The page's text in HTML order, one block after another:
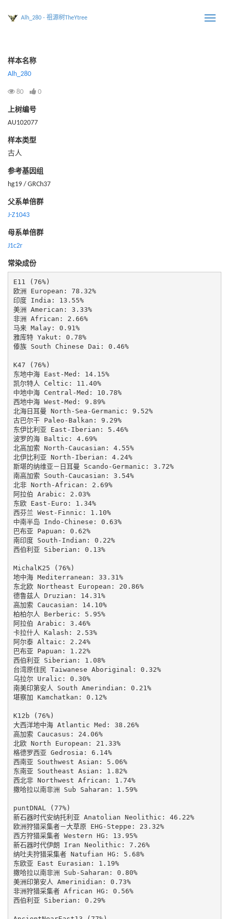
Toggle
Alh_280 - 祖源树TheYtree
样本名称
Alh_280
80 0
上树编号
AU102077
样本类型
古人
参考基因组
hg19 / GRCh37
父系单倍群
J-Z1043
母系单倍群
J1c2r
常染成份
E11 (76%)
欧洲 European: 78.32%
印度 India: 13.55%
美洲 American: 3.33%
非洲 African: 2.66%
马来 Malay: 0.91%
雅库特 Yakut: 0.78%
傣族 South Chinese Dai: 0.46%
K47 (76%)
东地中海 East-Med: 14.15%
凯尔特人 Celtic: 11.40%
中地中海 Central-Med: 10.78%
西地中海 West-Med: 9.89%
北海日耳曼 North-Sea-Germanic: 9.52%
古巴尔干 Paleo-Balkan: 9.29%
东伊比利亚 East-Iberian: 5.46%
波罗的海 Baltic: 4.69%
北高加索 North-Caucasian: 4.55%
北伊比利亚 North-Iberian: 4.24%
斯堪的纳维亚－日耳曼 Scando-Germanic: 3.72%
南高加索 South-Caucasian: 3.54%
北非 North-African: 2.69%
阿拉伯 Arabic: 2.03%
东欧 East-Euro: 1.34%
西芬兰 West-Finnic: 1.10%
中南半岛 Indo-Chinese: 0.63%
巴布亚 Papuan: 0.62%
南印度 South-Indian: 0.22%
西伯利亚 Siberian: 0.13%
MichalK25 (76%)
地中海 Mediterranean: 33.31%
东北欧 Northeast European: 20.86%
德鲁兹人 Druzian: 14.31%
高加索 Caucasian: 14.10%
柏柏尔人 Berberic: 5.95%
阿拉伯 Arabic: 3.46%
卡拉什人 Kalash: 2.53%
阿尔泰 Altaic: 2.24%
巴布亚 Papuan: 1.22%
西伯利亚 Siberian: 1.08%
台湾原住民 Taiwanese Aboriginal: 0.32%
乌拉尔 Uralic: 0.30%
南美印第安人 South Amerindian: 0.21%
堪察加 Kamchatkan: 0.12%
K12b (76%)
大西洋地中海 Atlantic Med: 38.26%
高加索 Caucasus: 24.06%
北欧 North European: 21.33%
格德罗西亚 Gedrosia: 6.14%
西南亚 Southwest Asian: 5.06%
东南亚 Southeast Asian: 1.82%
西北非 Northwest African: 1.74%
撒哈拉以南非洲 Sub Saharan: 1.59%
puntDNAL (77%)
新石器时代安纳托利亚 Anatolian Neolithic: 46.22%
欧洲狩猎采集者－大草原 EHG-Steppe: 23.32%
西方狩猎采集者 Western HG: 13.95%
新石器时代伊朗 Iran Neolithic: 7.26%
纳吐夫狩猎采集者 Natufian HG: 5.68%
东欧亚 East Eurasian: 1.19%
撒哈拉以南非洲 Sub-Saharan: 0.80%
美洲印第安人 Amerinidian: 0.73%
非洲狩猎采集者 African HG: 0.56%
西伯利亚 Siberian: 0.29%